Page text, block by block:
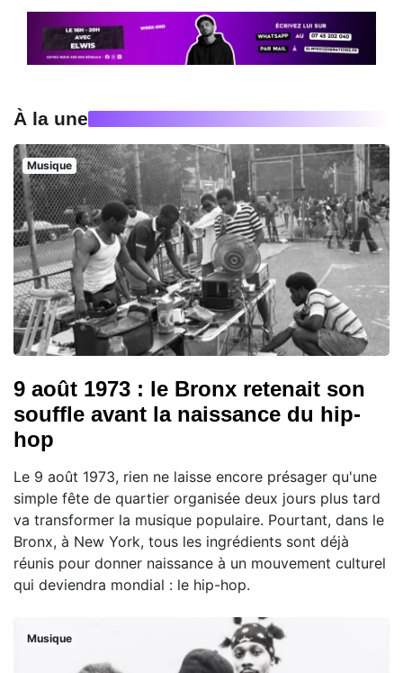
À la une
Musique
9 août 1973 : le Bronx retenait son
souffle avant la naissance du hip-
hop
Le 9 août 1973, rien ne laisse encore présager qu'une
simple fête de quartier organisée deux jours plus tard
va transformer la musique populaire. Pourtant, dans le
Bronx, à New York, tous les ingrédients sont déjà
réunis pour donner naissance à un mouvement culturel
qui deviendra mondial : le hip-hop.
Musique